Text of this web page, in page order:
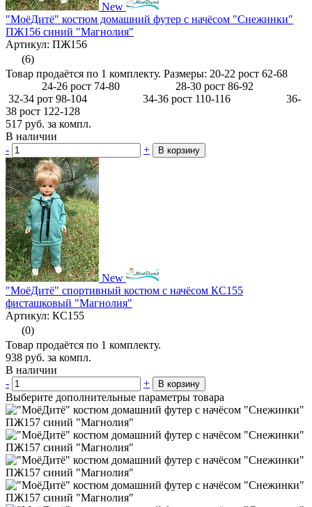
New
"МоёДитё" костюм домашний футер с начёсом "Снежинки"
ПЖ156 синий "Магнолия"
Артикул: ПЖ156
(6)
Товар продаётся по 1 комплекту. Размеры: 20-22 рост 62-68
24-26 рост 74-80 28-30 рост 86-92
32-34 рот 98-104 34-36 рост 110-116 36-
38 рост 122-128
517 руб. за компл.
В наличии
-
+ В корзину
New
"МоёДитё" спортивный костюм с начёсом КС155
фисташковый "Магнолия"
Артикул: КС155
(0)
Товар продаётся по 1 комплекту.
938 руб. за компл.
В наличии
-
+ В корзину
Выберите дополнительные параметры товара